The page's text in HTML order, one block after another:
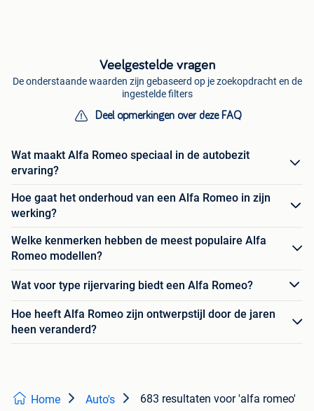
Veelgestelde vragen
De onderstaande waarden zijn gebaseerd op je zoekopdracht en de
ingestelde filters
Deel opmerkingen over deze FAQ
Wat maakt Alfa Romeo speciaal in de autobezit
ervaring?
Hoe gaat het onderhoud van een Alfa Romeo in zijn
werking?
Welke kenmerken hebben de meest populaire Alfa
Romeo modellen?
Wat voor type rijervaring biedt een Alfa Romeo?
Hoe heeft Alfa Romeo zijn ontwerpstijl door de jaren
heen veranderd?
Home Auto's 683 resultaten voor 'alfa romeo'